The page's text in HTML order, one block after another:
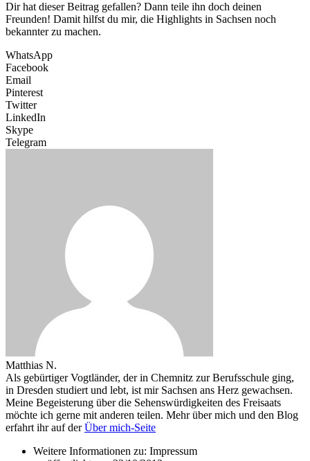
Dir hat dieser Beitrag gefallen? Dann teile ihn doch deinen
Freunden! Damit hilfst du mir, die Highlights in Sachsen noch
bekannter zu machen.
WhatsApp
Facebook
Email
Pinterest
Twitter
LinkedIn
Skype
Telegram
Matthias N.
Als gebürtiger Vogtländer, der in Chemnitz zur Berufsschule ging,
in Dresden studiert und lebt, ist mir Sachsen ans Herz gewachsen.
Meine Begeisterung über die Sehenswürdigkeiten des Freisaats
möchte ich gerne mit anderen teilen. Mehr über mich und den Blog
erfahrt ihr auf derÜber mich-Seite
Weitere Informationen zu: Impressum